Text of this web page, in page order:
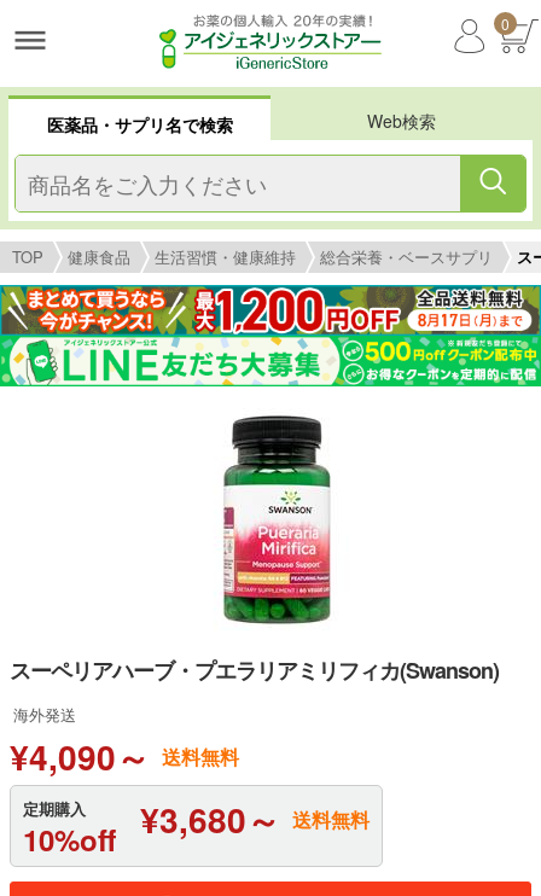
0
医薬品・サプリ名で検索 Web検索
TOP 健康食品 生活習慣・健康維持 総合栄養・ベースサプリ ス
スーペリアハーブ・プエラリアミリフィカ(Swanson)
海外発送
¥4,090～ 送料無料
定期購入
10%off ¥3,680～ 送料無料